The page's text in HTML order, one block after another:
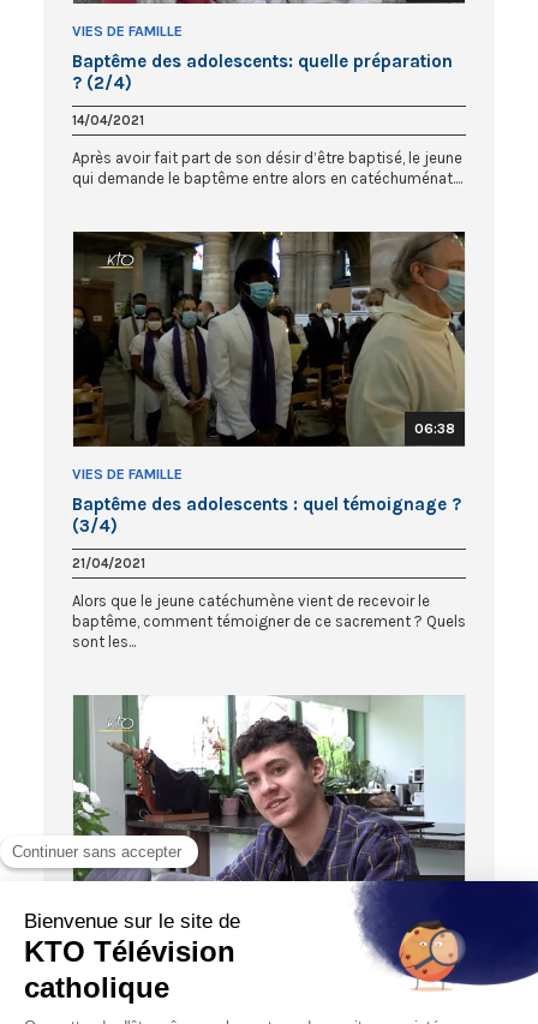
VIES DE FAMILLE
Baptême des adolescents: quelle préparation
? (2/4)
14/04/2021
Après avoir fait part de son désir d’être baptisé, le jeune
qui demande le baptême entre alors en catéchuménat....
06:38
VIES DE FAMILLE
Baptême des adolescents : quel témoignage ?
(3/4)
21/04/2021
Alors que le jeune catéchumène vient de recevoir le
baptême, comment témoigner de ce sacrement ? Quels
sont les...
VIES DE FAMILLE
Baptême des adolescents : quels défis un an
après ? (4/4)